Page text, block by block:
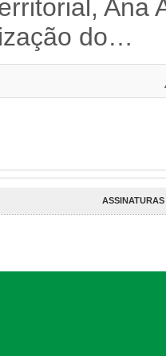
Ana
do…
ASSINATURAS